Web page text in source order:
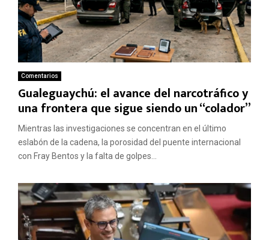
Comentarios
Gualeguaychú: el avance del narcotráfico y
una frontera que sigue siendo un “colador”
Mientras las investigaciones se concentran en el último
eslabón de la cadena, la porosidad del puente internacional
con Fray Bentos y la falta de golpes...